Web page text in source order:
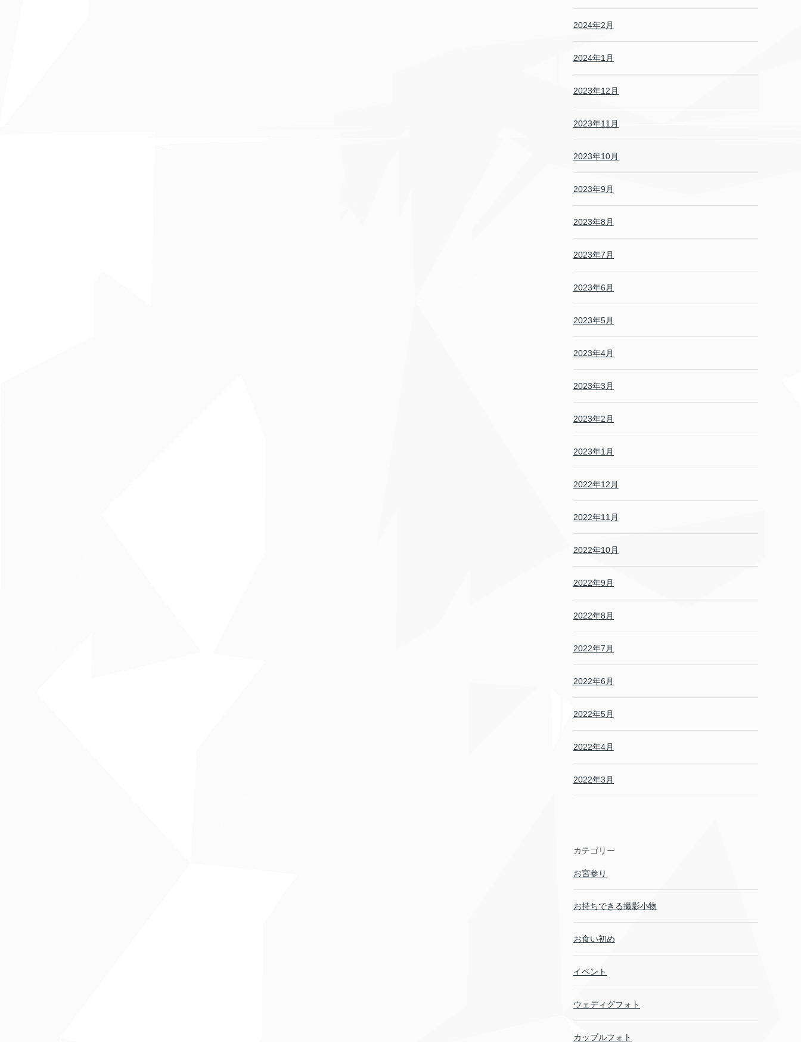
2024年2月
2024年1月
2023年12月
2023年11月
2023年10月
2023年9月
2023年8月
2023年7月
2023年6月
2023年5月
2023年4月
2023年3月
2023年2月
2023年1月
2022年12月
2022年11月
2022年10月
2022年9月
2022年8月
2022年7月
2022年6月
2022年5月
2022年4月
2022年3月
カテゴリー
お宮参り
お持ちできる撮影小物
お食い初め
イベント
ウェディグフォト
カップルフォト